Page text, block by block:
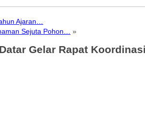
Ajaran…
Sejuta Pohon…
»
Gelar Rapat